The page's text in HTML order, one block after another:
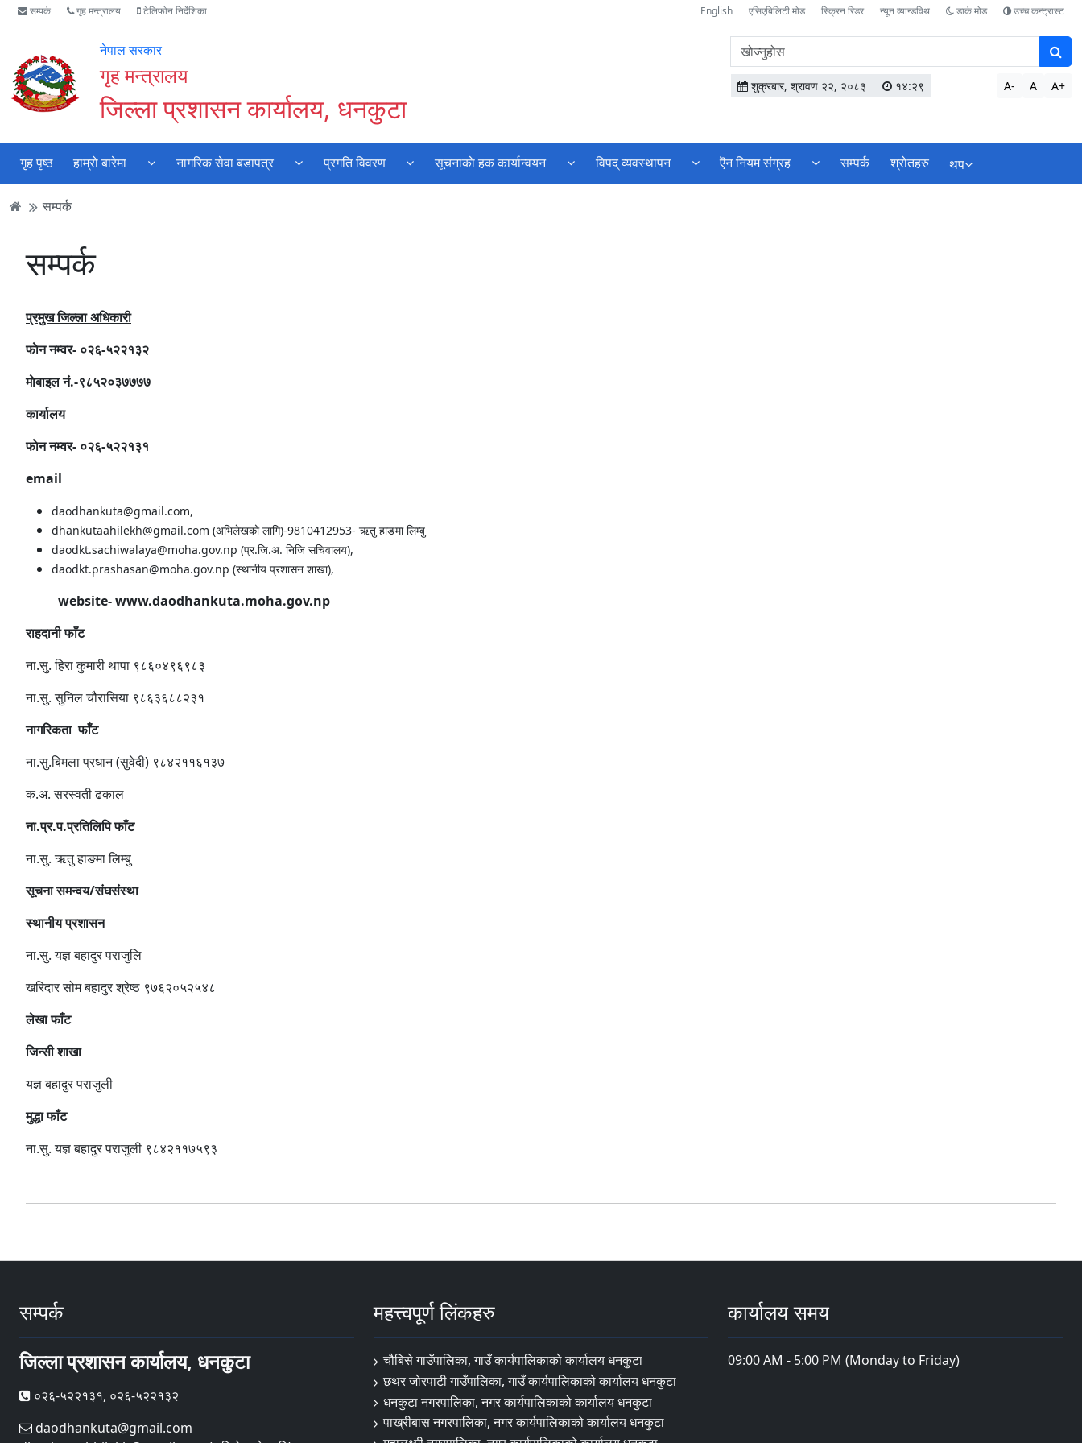
Accessibility
Mode
गर्नुहोस्
मुख्य
सामाग्री
मुख्य
नेभिगेसन
वेबसाइट
खोजमा
सम्पर्क गृह मन्त्रालय टेलिफोन निर्देशिका English एसिएबिलिटी मोड स्क्रिन रिडर न्यून व्यान्डविथ डार्क मोड उच्च कन्ट्रास्ट
नेपाल सरकार
गृह मन्त्रालय
जिल्ला प्रशासन कार्यालय, धनकुटा
वेबसाइटमा
सामग्री
खोज्नुहोस
शुक्रबार, श्रावण २२, २०८३ १४:२९ A- A A+
गृह पृष्ठ हाम्रो बारेमा नागरिक सेवा बडापत्र प्रगति विवरण सूचनाकाे हक कार्यान्वयन विपद् व्यवस्थापन ऎन नियम संग्रह सम्पर्क श्रोतहरु थप
सम्पर्क
सम्पर्क
प्रमुख जिल्ला अधिकारी
फाेन नम्वर- ०२६-५२२१३२
माेबाइल नं.-९८५२०३७७७७
कार्यालय
फाेन नम्वर- ०२६-५२२१३१
email
daodhankuta@gmail.com,
dhankutaahilekh@gmail.com (अभिलेखको लागि)-9810412953- ऋतु हाङमा लिम्बु
daodkt.sachiwalaya@moha.gov.np (प्र.जि.अ. निजि सचिवालय),
daodkt.prashasan@moha.gov.np (स्थानीय प्रशासन शाखा),
website- www.daodhankuta.moha.gov.np
राहदानी फाँट
ना.सु. हिरा कुमारी थापा ९८६०४९६९८३
ना.सु. सुनिल चौरासिया ९८६३६८८२३१
नागरिकता फाँट
ना.सु.बिमला प्रधान (सुवेदी) ९८४२११६१३७
क.अ. सरस्वती ढकाल
ना.प्र.प.प्रतिलिपि फाँट
ना.सु. ऋतु हाङमा लिम्बु
सूचना समन्वय/संघसंस्था
स्थानीय प्रशासन
ना.सु. यज्ञ बहादुर पराजुलि
खरिदार सोम बहादुर श्रेष्ठ ९७६२०५२५४८
लेखा फाँट
जिन्सी शाखा
यज्ञ बहादुर पराजुली
मुद्धा फाँट
ना.सु. यज्ञ बहादुर पराजुली ९८४२११७५९३
सम्पर्क
जिल्ला प्रशासन कार्यालय, धनकुटा
०२६-५२२१३१, ०२६-५२२१३२
daodhankuta@gmail.com
महत्त्वपूर्ण लिंकहरु
चौबिसे गाउँपालिका, गाउँ कार्यपालिकाको कार्यालय धनकुटा
छथर जोरपाटी गाउँपालिका, गाउँ कार्यपालिकाको कार्यालय धनकुटा
धनकुटा नगरपालिका, नगर कार्यपालिकाको कार्यालय धनकुटा
पाख्रीबास नगरपालिका, नगर कार्यपालिकाको कार्यालय धनकुटा
कार्यालय समय
09:00 AM - 5:00 PM (Monday to Friday)